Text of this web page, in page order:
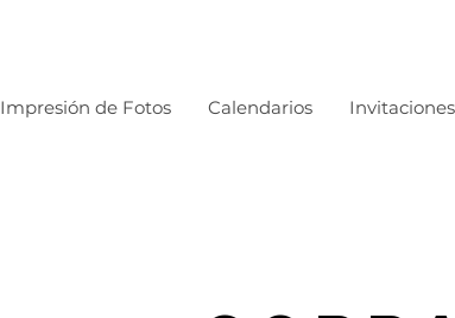
Impresión de Fotos Calendarios Invitaciones